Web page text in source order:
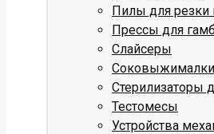
Пилы для резки
Прессы для
Слайсеры
Стерилизаторы
Тестомесы
Устройства